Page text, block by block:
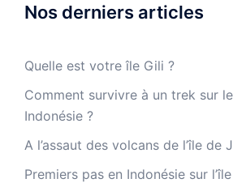
Nos derniers articles
Quelle est votre île Gili ?
Comment survivre à un trek sur
Indonésie ?
A l’assaut des volcans de l’île de
Premiers pas en Indonésie sur